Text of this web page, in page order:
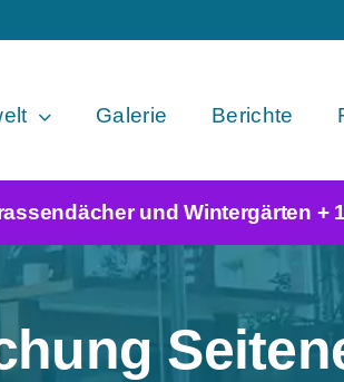
Galerie Berichte
und Wintergärten +